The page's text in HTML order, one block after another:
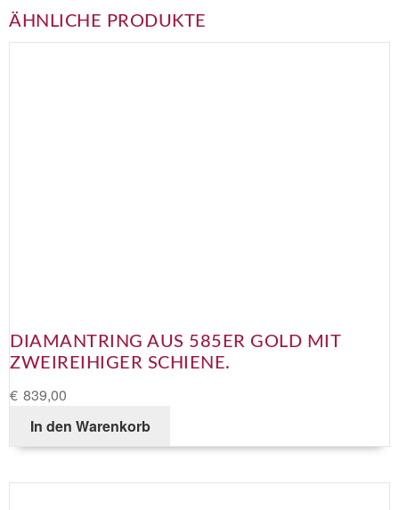
ÄHNLICHE PRODUKTE
DIAMANTRING AUS 585ER GOLD MIT
ZWEIREIHIGER SCHIENE.
€ 839,00
In den Warenkorb